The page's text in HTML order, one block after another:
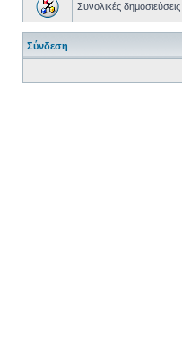
Συνολικές δημοσιεύσεις
Σύνδεση